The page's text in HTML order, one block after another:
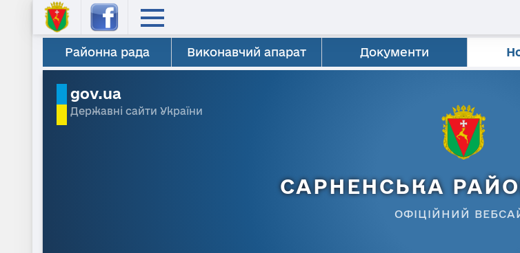
Районна рада Виконавчий апарат Документи
gov.ua
Державні сайти України
САРНЕНСЬКА
ОФІЦІЙНИЙ